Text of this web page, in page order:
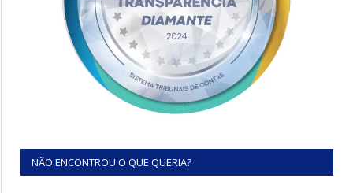
NÃO ENCONTROU O QUE QUERIA?